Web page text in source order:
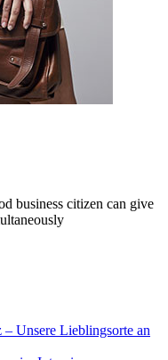
business citizen can give
Unsere Lieblingsorte an